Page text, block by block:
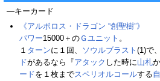
―キーカード
《アルボロス・ドラゴン “創聖樹”》
パワー15000＋の Ｇユニット 。
１ ターンに１回、 ソウルブラスト (1)で
ドがあるなら『アタック した時に山札
ードを１枚までスペリオルコールする